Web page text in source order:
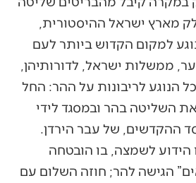
מארץ ישראל ההיסטורית,
למקום הקדוש ביותר לעם
ממשלות ישראל, לדורותיהן,
הנוגע לריבונות על ההר: החל
השליטה בהר ובמסגד לידי
ההקדשים, של עבר הירדן.
הידוע לשמצה, בו הובטחה
הגישה להר; חוזה השלום עם